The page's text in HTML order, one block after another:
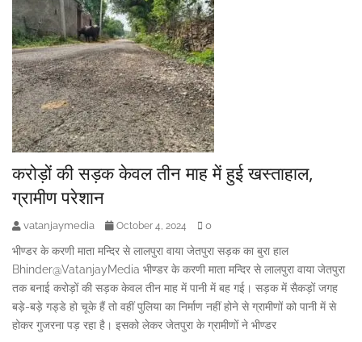
करोड़ों की सड़क केवल तीन माह में हुई खस्ताहाल,
ग्रामीण परेशान
vatanjaymedia October 4, 2024 0
भीण्डर के करणी माता मन्दिर से लालपुरा वाया जेतपुरा सड़क का बुरा हाल
Bhinder@VatanjayMedia भीण्डर के करणी माता मन्दिर से लालपुरा वाया जेतपुरा
तक बनाई करोड़ों की सड़क केवल तीन माह में पानी में बह गई। सड़क में सैकड़ों जगह
बड़े-बड़े गड्डे हो चूके हैं तो वहीं पुलिया का निर्माण नहीं होने से ग्रामीणों को पानी में से
होकर गुजरना पड़ रहा है। इसको लेकर जेतपुरा के ग्रामीणों ने भीण्डर